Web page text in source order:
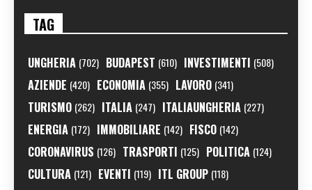
TAG
UNGHERIA (702) BUDAPEST (610) INVESTIMENTI (508)
AZIENDE (420) ECONOMIA (355) LAVORO (341)
TURISMO (262) ITALIA (247) ITALIAUNGHERIA (227)
ENERGIA (172) IMMOBILIARE (142) FISCO (142)
CORONAVIRUS (126) TRASPORTI (125) POLITICA (124)
CULTURA (121) EVENTI (119) ITL GROUP (118)